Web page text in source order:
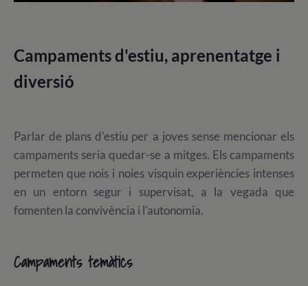
Campaments d'estiu, aprenentatge i
diversió
Parlar de plans d'estiu per a joves sense mencionar els
campaments seria quedar-se a mitges. Els campaments
permeten que nois i noies visquin experiències intenses
en un entorn segur i supervisat, a la vegada que
fomenten la convivència i l'autonomia.
Campaments temàtics